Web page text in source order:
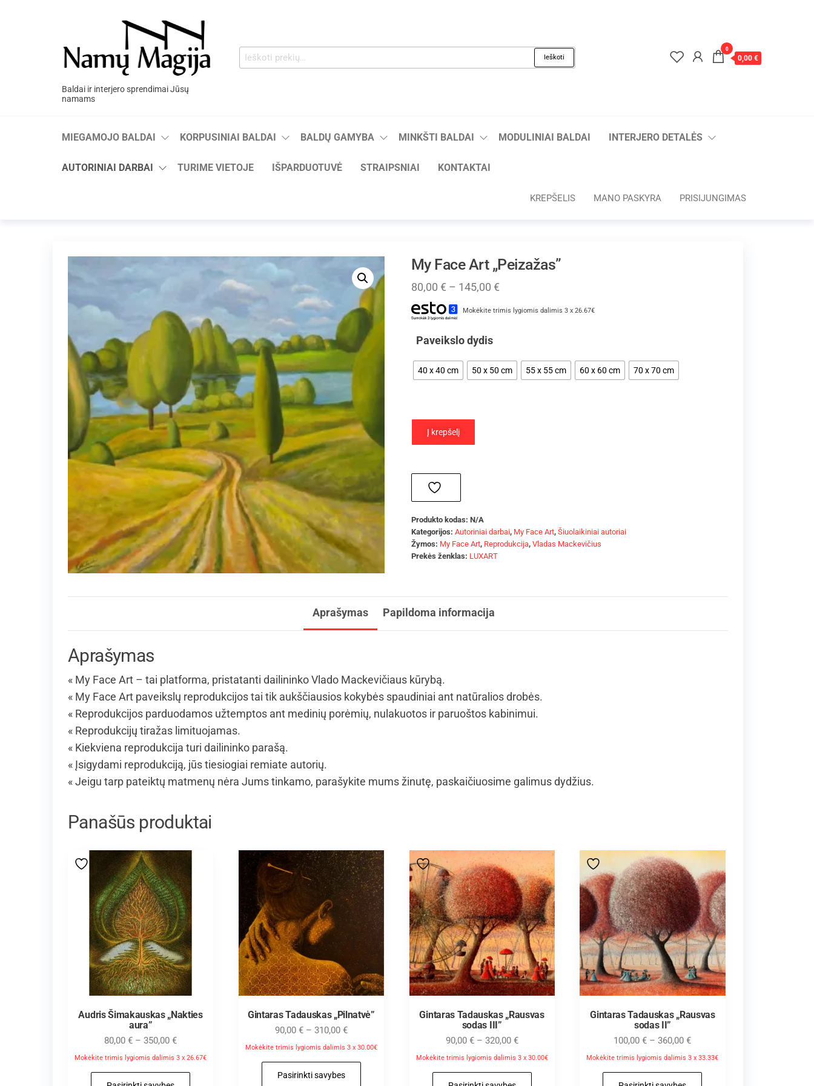
Baldai ir interjero sprendimai Jūsų
namams
Ieškoti
0
0,00 €
MIEGAMOJO BALDAI KORPUSINIAI BALDAI BALDŲ GAMYBA MINKŠTI BALDAI MODULINIAI BALDAI INTERJERO DETALĖS
AUTORINIAI DARBAI TURIME VIETOJE IŠPARDUOTUVĖ STRAIPSNIAI KONTAKTAI
KREPŠELIS MANO PASKYRA PRISIJUNGIMAS
My Face Art „Peizažas”
80,00 € – 145,00 €
Mokėkite trimis lygiomis dalimis 3 x 26.67€
Paveikslo dydis
40 x 40 cm 50 x 50 cm 55 x 55 cm 60 x 60 cm 70 x 70 cm
Į krepšelį
Produkto kodas: N/A
Kategorijos: Autoriniai darbai, My Face Art, Šiuolaikiniai autoriai
Žymos: My Face Art, Reprodukcija, Vladas Mackevičius
Prekės ženklas: LUXART
Aprašymas Papildoma informacija
Aprašymas
« My Face Art – tai platforma, pristatanti dailininko Vlado Mackevičiaus kūrybą.
« My Face Art paveikslų reprodukcijos tai tik aukščiausios kokybės spaudiniai ant natūralios drobės.
« Reprodukcijos parduodamos užtemptos ant medinių porėmių, nulakuotos ir paruoštos kabinimui.
« Reprodukcijų tiražas limituojamas.
« Kiekviena reprodukcija turi dailininko parašą.
« Įsigydami reprodukciją, jūs tiesiogiai remiate autorių.
« Jeigu tarp pateiktų matmenų nėra Jums tinkamo, parašykite mums žinutę, paskaičiuosime galimus dydžius.
Panašūs produktai
Audris Šimakauskas „Nakties
aura”
80,00€ – 350,00€
Mokėkite trimis lygiomis dalimis 3 x 26.67€
Gintaras Tadauskas „Pilnatvė”
90,00 € – 310,00 €
Mokėkite trimis lygiomis dalimis 3 x 30.00€
Pasirinkti savybes
Gintaras Tadauskas „Rausvas
sodas III”
90,00 € – 320,00 €
Mokėkite trimis lygiomis dalimis 3 x 30.00€
Gintaras Tadauskas „Rausvas
sodas II”
100,00€ – 360,00€
Mokėkite trimis lygiomis dalimis 3 x 33.33€